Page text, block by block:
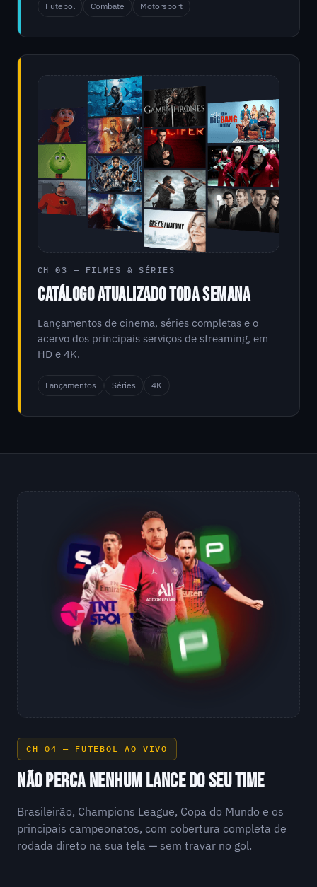
Futebol Combate Motorsport
CH 03 — FILMES & SÉRIES
CATÁLOGO ATUALIZADO TODA SEMANA
Lançamentos de cinema, séries completas e o
acervo dos principais serviços de streaming, em
HD e 4K.
Lançamentos Séries 4K
CH 04 — FUTEBOL AO VIVO
NÃO PERCA NENHUM LANCE DO SEU TIME
Brasileirão, Champions League, Copa do Mundo e os
principais campeonatos, com cobertura completa de
rodada direto na sua tela — sem travar no gol.